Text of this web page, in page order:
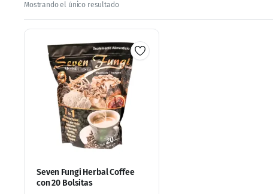
Mostrando el único resultado
Seven Fungi Herbal Coffee
con 20 Bolsitas